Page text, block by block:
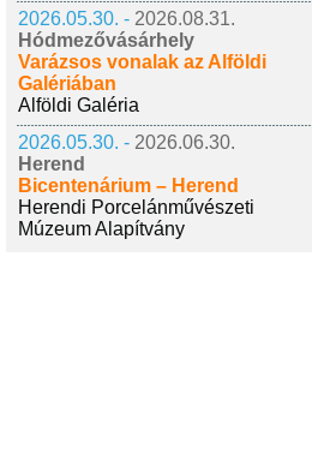
2026.05.30. - 2026.08.31.
Hódmezővásárhely
Varázsos vonalak az Alföldi
Galériában
Alföldi Galéria
2026.05.30. - 2026.06.30.
Herend
Bicentenárium – Herend
Herendi Porcelánművészeti
Múzeum Alapítvány